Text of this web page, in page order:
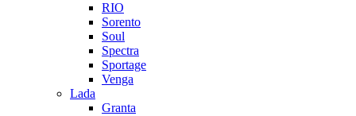
RIO
Sorento
Soul
Spectra
Sportage
Venga
Lada
Granta